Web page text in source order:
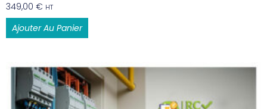
349,00 € HT
Ajouter Au Panier